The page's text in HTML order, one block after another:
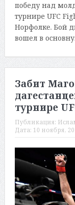
победу над
турнире UFC
Норфолке. Бой
вошел в
Забит
турнире
Публикация:
Дата: 10 ноября,